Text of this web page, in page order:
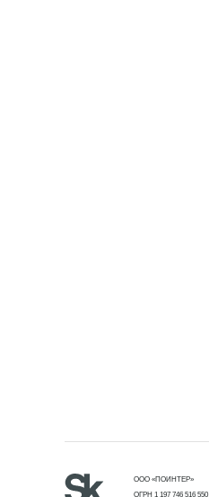
ООО «ПОИНТЕР»
ОГРН 1 197 746 516 550